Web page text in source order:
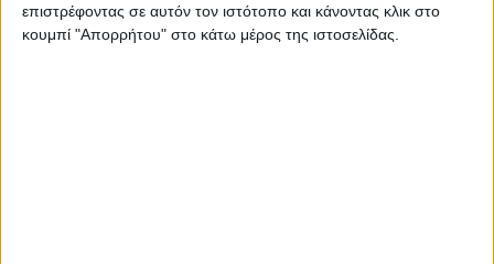
επιστρέφοντας σε αυτόν τον ιστότοπο και κάνοντας κλικ στο
κουμπί "Απορρήτου" στο κάτω μέρος της ιστοσελίδας.
την αναμονή Καρδιτσιωτών και Τρικαλινών
στο σταθμό Παλαιοφαρσάλων! Aφού δεν